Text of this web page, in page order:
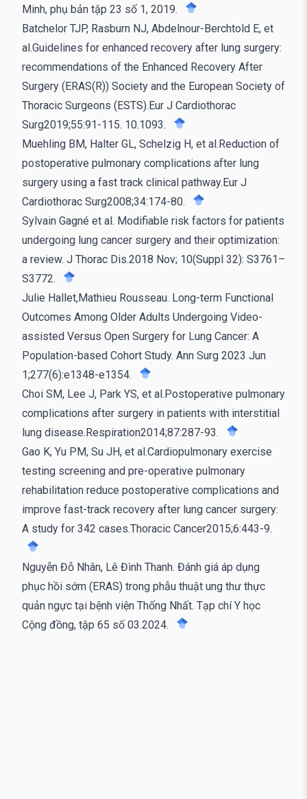
Minh, phụ bản tập 23 số 1, 2019.
Batchelor TJP, Rasburn NJ, Abdelnour-Berchtold E, et
al.Guidelines for enhanced recovery after lung surgery:
recommendations of the Enhanced Recovery After
Surgery (ERAS(R)) Society and the European Society of
Thoracic Surgeons (ESTS).Eur J Cardiothorac
Surg2019;55:91-115. 10.1093.
Muehling BM, Halter GL, Schelzig H, et al.Reduction of
postoperative pulmonary complications after lung
surgery using a fast track clinical pathway.Eur J
Cardiothorac Surg2008;34:174-80.
Sylvain Gagné et al. Modifiable risk factors for patients
undergoing lung cancer surgery and their optimization:
a review. J Thorac Dis.2018 Nov; 10(Suppl 32): S3761–
S3772.
Julie Hallet,Mathieu Rousseau. Long-term Functional
Outcomes Among Older Adults Undergoing Video-
assisted Versus Open Surgery for Lung Cancer: A
Population-based Cohort Study. Ann Surg 2023 Jun
1;277(6):e1348-e1354.
Choi SM, Lee J, Park YS, et al.Postoperative pulmonary
complications after surgery in patients with interstitial
lung disease.Respiration2014;87:287-93.
Gao K, Yu PM, Su JH, et al.Cardiopulmonary exercise
testing screening and pre-operative pulmonary
rehabilitation reduce postoperative complications and
improve fast-track recovery after lung cancer surgery:
A study for 342 cases.Thoracic Cancer2015;6:443-9.
Nguyễn Đỗ Nhân, Lê Đình Thanh. Đánh giá áp dụng
phục hồi sớm (ERAS) trong phẫu thuật ung thư thực
quản ngực tại bệnh viện Thống Nhất. Tạp chí Y học
Cộng đồng, tập 65 số 03.2024.